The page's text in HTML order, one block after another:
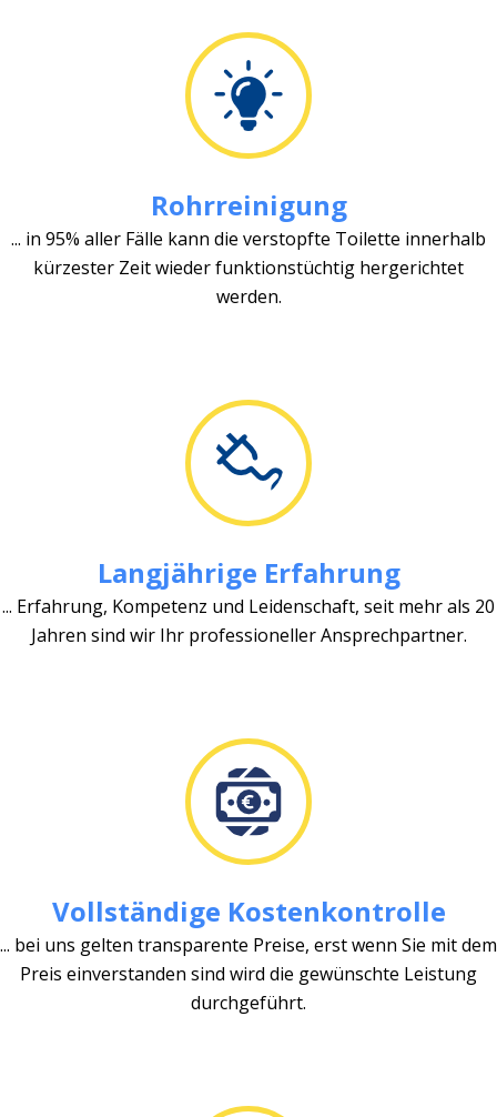
Rohrreinigung
... in 95% aller Fälle kann die verstopfte Toilette innerhalb
kürzester Zeit wieder funktionstüchtig hergerichtet
werden.
Langjährige Erfahrung
... Erfahrung, Kompetenz und Leidenschaft, seit mehr als 20
Jahren sind wir Ihr professioneller Ansprechpartner.
Vollständige Kostenkontrolle
... bei uns gelten transparente Preise, erst wenn Sie mit dem
Preis einverstanden sind wird die gewünschte Leistung
durchgeführt.